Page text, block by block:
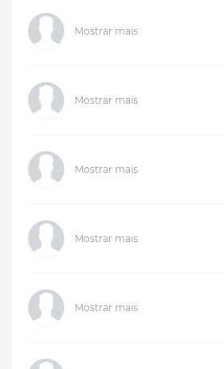
Mostrar mais
Mostrar mais
Mostrar mais
Mostrar mais
Mostrar mais